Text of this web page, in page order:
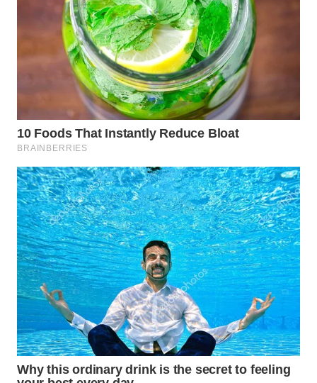
LABUHANBATU
TAPANULI
SERDANG
WN
TEBING
TINGGI
WN
PAKPAK
WN
KARAWANG
WN
BEKASI